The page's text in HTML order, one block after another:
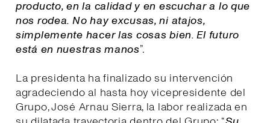
producto, en la calidad y en escuchar a lo que
nos rodea. No hay excusas, ni atajos,
simplemente hacer las cosas bien. El futuro
está en nuestras manos”.
La presidenta ha finalizado su intervención
agradeciendo al hasta hoy vicepresidente del
Grupo, José Arnau Sierra, la labor realizada en